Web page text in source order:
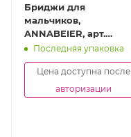
Бриджи для
мальчиков,
ANNABEIER, арт.
BB2531-Ch
Последняя упаковка
Цена доступна после
авторизации